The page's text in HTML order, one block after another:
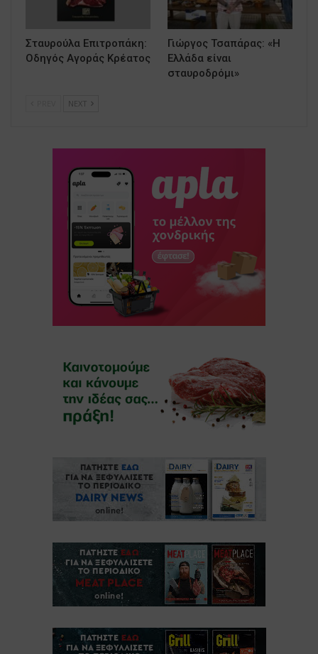
Σταυρούλα Επιτροπάκη:
Οδηγός Αγοράς Κρέατος
Γιώργος Τσαπάρας: «Η
Ελλάδα είναι
σταυροδρόμι»
NEXT